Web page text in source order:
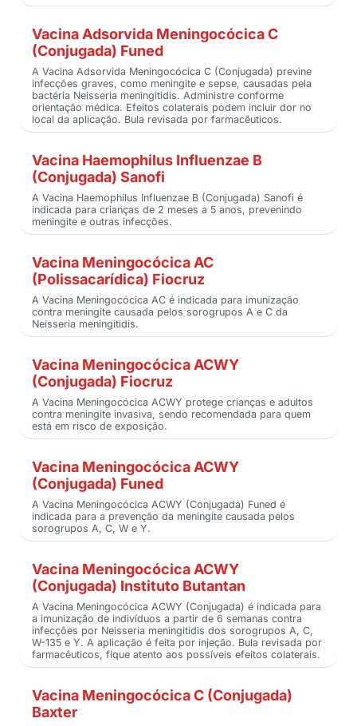
Vacina Adsorvida Meningocócica C
(Conjugada) Funed
A Vacina Adsorvida Meningocócica C (Conjugada) previne
infecções graves, como meningite e sepse, causadas pela
bactéria Neisseria meningitidis. Administre conforme
orientação médica. Efeitos colaterais podem incluir dor no
local da aplicação. Bula revisada por farmacêuticos.
Vacina Haemophilus Influenzae B
(Conjugada) Sanofi
A Vacina Haemophilus Influenzae B (Conjugada) Sanofi é
indicada para crianças de 2 meses a 5 anos, prevenindo
meningite e outras infecções.
Vacina Meningocócica AC
(Polissacarídica) Fiocruz
A Vacina Meningocócica AC é indicada para imunização
contra meningite causada pelos sorogrupos A e C da
Neisseria meningitidis.
Vacina Meningocócica ACWY
(Conjugada) Fiocruz
A Vacina Meningocócica ACWY protege crianças e adultos
contra meningite invasiva, sendo recomendada para quem
está em risco de exposição.
Vacina Meningocócica ACWY
(Conjugada) Funed
A Vacina Meningocócica ACWY (Conjugada) Funed é
indicada para a prevenção da meningite causada pelos
sorogrupos A, C, W e Y.
Vacina Meningocócica ACWY
(Conjugada) Instituto Butantan
A Vacina Meningocócica ACWY (Conjugada) é indicada para
a imunização de indivíduos a partir de 6 semanas contra
infecções por Neisseria meningitidis dos sorogrupos A, C,
W-135 e Y. A aplicação é feita por injeção. Bula revisada por
farmacêuticos, fique atento aos possíveis efeitos colaterais.
Vacina Meningocócica C (Conjugada)
Baxter